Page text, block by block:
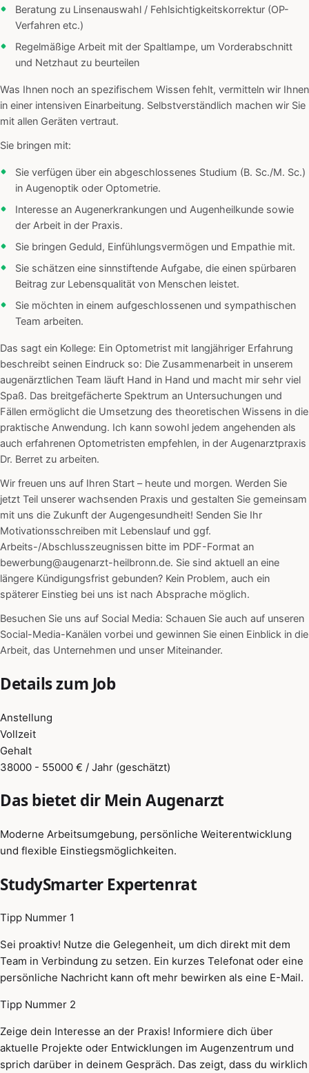
Beratung zu Linsenauswahl / Fehlsichtigkeitskorrektur (OP-
Verfahren etc.)
Regelmäßige Arbeit mit der Spaltlampe, um Vorderabschnitt
und Netzhaut zu beurteilen
Was Ihnen noch an spezifischem Wissen fehlt, vermitteln wir Ihnen
in einer intensiven Einarbeitung. Selbstverständlich machen wir Sie
mit allen Geräten vertraut.
Sie bringen mit:
Sie verfügen über ein abgeschlossenes Studium (B. Sc./M. Sc.)
in Augenoptik oder Optometrie.
Interesse an Augenerkrankungen und Augenheilkunde sowie
der Arbeit in der Praxis.
Sie bringen Geduld, Einfühlungsvermögen und Empathie mit.
Sie schätzen eine sinnstiftende Aufgabe, die einen spürbaren
Beitrag zur Lebensqualität von Menschen leistet.
Sie möchten in einem aufgeschlossenen und sympathischen
Team arbeiten.
Das sagt ein Kollege: Ein Optometrist mit langjähriger Erfahrung
beschreibt seinen Eindruck so: Die Zusammenarbeit in unserem
augenärztlichen Team läuft Hand in Hand und macht mir sehr viel
Spaß. Das breitgefächerte Spektrum an Untersuchungen und
Fällen ermöglicht die Umsetzung des theoretischen Wissens in die
praktische Anwendung. Ich kann sowohl jedem angehenden als
auch erfahrenen Optometristen empfehlen, in der Augenarztpraxis
Dr. Berret zu arbeiten.
Wir freuen uns auf Ihren Start – heute und morgen. Werden Sie
jetzt Teil unserer wachsenden Praxis und gestalten Sie gemeinsam
mit uns die Zukunft der Augengesundheit! Senden Sie Ihr
Motivationsschreiben mit Lebenslauf und ggf.
Arbeits-/Abschlusszeugnissen bitte im PDF-Format an
bewerbung@augenarzt-heilbronn.de. Sie sind aktuell an eine
längere Kündigungsfrist gebunden? Kein Problem, auch ein
späterer Einstieg bei uns ist nach Absprache möglich.
Besuchen Sie uns auf Social Media: Schauen Sie auch auf unseren
Social-Media-Kanälen vorbei und gewinnen Sie einen Einblick in die
Arbeit, das Unternehmen und unser Miteinander.
Details zum Job
Anstellung
Vollzeit
Gehalt
38000 - 55000 € / Jahr (geschätzt)
Das bietet dir Mein Augenarzt
Moderne Arbeitsumgebung, persönliche Weiterentwicklung
und flexible Einstiegsmöglichkeiten.
StudySmarter Expertenrat
Tipp Nummer 1
Sei proaktiv! Nutze die Gelegenheit, um dich direkt mit dem
Team in Verbindung zu setzen. Ein kurzes Telefonat oder eine
persönliche Nachricht kann oft mehr bewirken als eine E-Mail.
Tipp Nummer 2
Zeige dein Interesse an der Praxis! Informiere dich über
aktuelle Projekte oder Entwicklungen im Augenzentrum und
sprich darüber in deinem Gespräch. Das zeigt, dass du wirklich